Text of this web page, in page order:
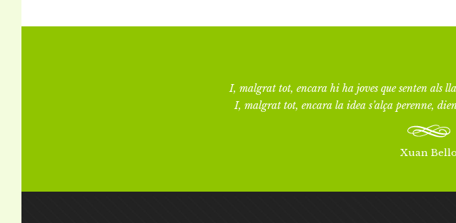
I, malgrat tot, encara hi ha joves que senten als
I, malgrat tot, encara la idea s’alça perenne,
Xuan